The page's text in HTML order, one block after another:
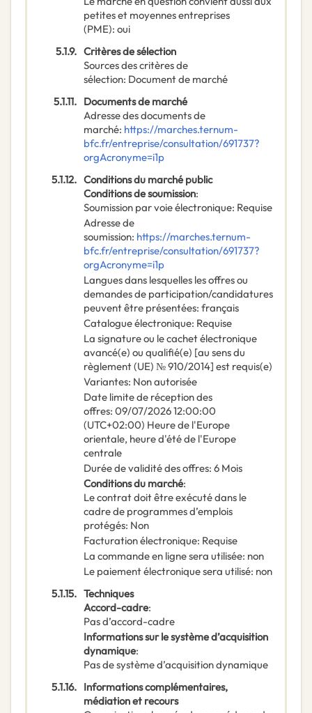
petites et moyennes entreprises
(PME): oui
5.1.9. Critères de sélection
Sources des critères de
sélection: Document de marché
5.1.11. Documents de marché
Adresse des documents de
marché: https://marches.ternum-
bfc.fr/entreprise/consultation/691737?
orgAcronyme=i1p
5.1.12. Conditions du marché public
Conditions de soumission:
Soumission par voie électronique: Requise
Adresse de
soumission: https://marches.ternum-
bfc.fr/entreprise/consultation/691737?
orgAcronyme=i1p
Langues dans lesquelles les offres ou
demandes de participation/candidatures
peuvent être présentées: français
Catalogue électronique: Requise
La signature ou le cachet électronique
avancé(e) ou qualifié(e) [au sens du
règlement (UE) № 910/2014] est requis(e)
Variantes: Non autorisée
Date limite de réception des
offres: 09/07/202612:00:00
(UTC+02:00) Heure de l'Europe
orientale, heure d'été de l'Europe
centrale
Durée de validité des offres: 6 Mois
Conditions du marché:
Le contrat doit être exécuté dans le
cadre de programmes d’emplois
protégés: Non
Facturation électronique: Requise
La commande en ligne sera utilisée: non
Le paiement électronique sera utilisé: non
5.1.15. Techniques
Accord-cadre:
Pas d’accord-cadre
Informations sur le système d’acquisition
dynamique:
Pas de système d’acquisition dynamique
5.1.16. Informations complémentaires,
médiation et recours